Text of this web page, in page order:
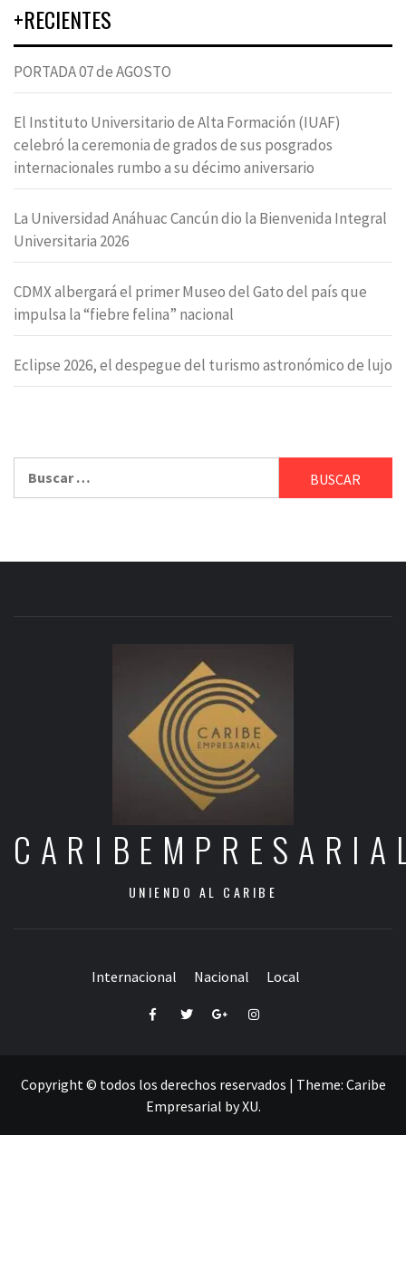
+RECIENTES
PORTADA 07 de AGOSTO
El Instituto Universitario de Alta Formación (IUAF)
celebró la ceremonia de grados de sus posgrados
internacionales rumbo a su décimo aniversario
La Universidad Anáhuac Cancún dio la Bienvenida Integral
Universitaria 2026
CDMX albergará el primer Museo del Gato del país que
impulsa la “fiebre felina” nacional
Eclipse 2026, el despegue del turismo astronómico de lujo
UNIENDO AL CARIBE
Internacional Nacional Local
FacebookTwitterGoogle+Instagram
Copyright © todos los derechos reservados | Theme: Caribe
Empresarial byXU.